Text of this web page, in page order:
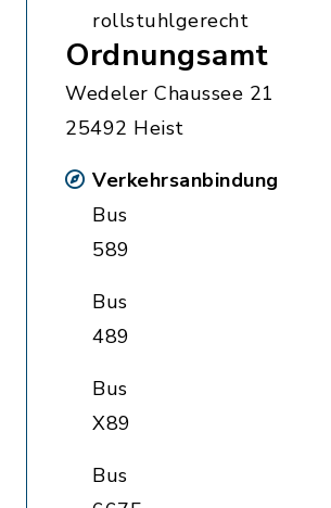
rollstuhlgerecht
Ordnungsamt
Wedeler Chaussee 21
25492 Heist
Verkehrsanbindung
Bus
589
Bus
489
Bus
X89
Bus